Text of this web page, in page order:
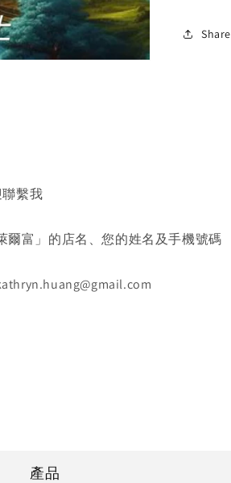
Share
繫我
爾富」的店名、您的姓名及手機號碼
產品